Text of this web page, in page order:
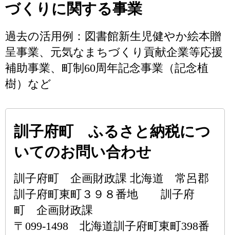
づくりに関する事業
過去の活用例：図書館新生児健やか絵本贈
呈事業、元気なまちづくり貢献企業等応援
補助事業、町制60周年記念事業（記念植
樹）など
訓子府町 ふるさと納税につ
いてのお問い合わせ
訓子府町 企画財政課 北海道 常呂郡
訓子府町東町３９８番地 訓子府
町 企画財政課
〒099-1498 北海道訓子府町東町398番